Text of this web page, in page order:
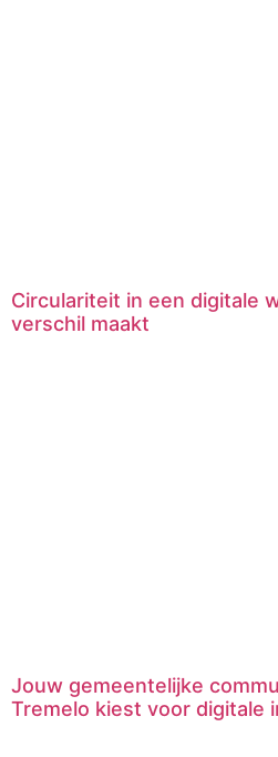
Circulariteit in een digitale
verschil maakt
Jouw gemeentelijke
Tremelo kiest voor digitale